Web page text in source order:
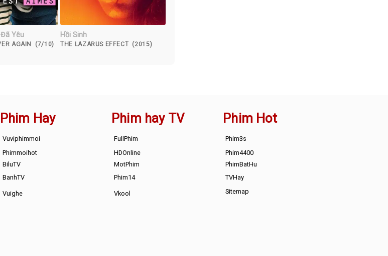
Yêu
AGAIN (7/10)
Hồi Sinh
THE LAZARUS EFFECT (2015)
Phim Hay
Vuviphimmoi
Phimmoihot
BiluTV
BanhTV
Vuighe
Phim hay TV
FullPhim
HDOnline
MotPhim
Phim14
Vkool
Phim Hot
Phim3s
Phim4400
PhimBatHu
TVHay
Sitemap